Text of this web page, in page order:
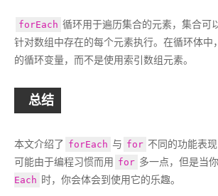
forEach 循环用于遍历集合的元素，集合可
针对数组中存在的每个元素执行。在循环体中
的循环变量，而不是使用索引数组元素。
总结
本文介绍了 forEach 与 for 不同的功能表
可能由于编程习惯而用 for 多一点，但是当
Each 时，你会体会到使用它的乐趣。